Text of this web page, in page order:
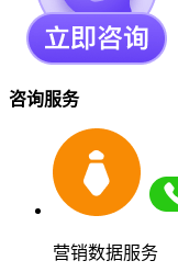
咨询服务
营销数据服务